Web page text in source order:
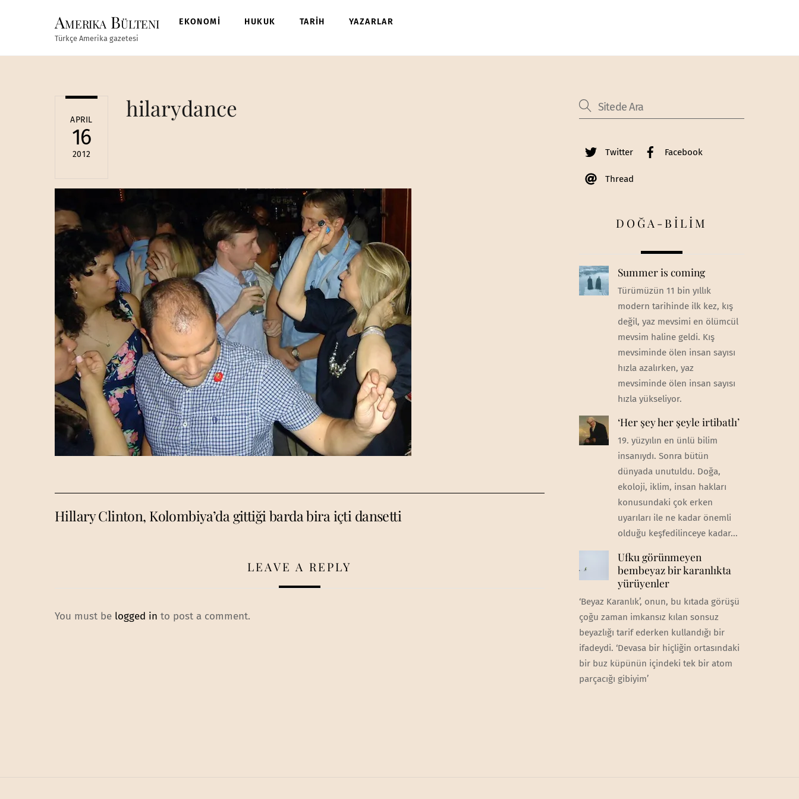
Amerika Bülteni
Türkçe Amerika gazetesi
EKONOMİ HUKUK TARİH YAZARLAR
APRIL
16
2012
hilarydance
Hillary Clinton, Kolombiya’da gittiği barda bira içti dansetti
LEAVE A REPLY
You must be logged in to post a comment.
Twitter Facebook
Thread
DOĞA-BİLİM
Summer is coming
Türümüzün 11 bin yıllık
modern tarihinde ilk kez, kış
değil, yaz mevsimi en ölümcül
mevsim haline geldi. Kış
mevsiminde ölen insan sayısı
hızla azalırken, yaz
mevsiminde ölen insan sayısı
hızla yükseliyor.
‘Her şey her şeyle irtibatlı’
19. yüzyılın en ünlü bilim
insanıydı. Sonra bütün
dünyada unutuldu. Doğa,
ekoloji, iklim, insan hakları
konusundaki çok erken
uyarıları ile ne kadar önemli
olduğu keşfedilinceye kadar...
Ufku görünmeyen
bembeyaz bir karanlıkta
yürüyenler
‘Beyaz Karanlık’, onun, bu kıtada görüşü
çoğu zaman imkansız kılan sonsuz
beyazlığı tarif ederken kullandığı bir
ifadeydi. ‘Devasa bir hiçliğin ortasındaki
bir buz küpünün içindeki tek bir atom
parçacığı gibiyim’